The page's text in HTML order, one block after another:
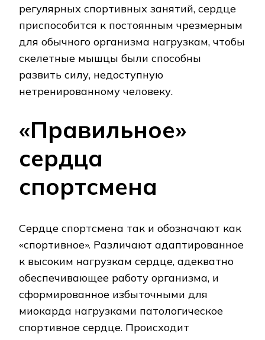
регулярных спортивных занятий, сердце
приспособится к постоянным чрезмерным
для обычного организма нагрузкам, чтобы
скелетные мышцы были способны
развить силу, недоступную
нетренированному человеку.
«Правильное»
сердца
спортсмена
Сердце спортсмена так и обозначают как
«спортивное». Различают адаптированное
к высоким нагрузкам сердце, адекватно
обеспечивающее работу организма, и
сформированное избыточными для
миокарда нагрузками патологическое
спортивное сердце. Происходит